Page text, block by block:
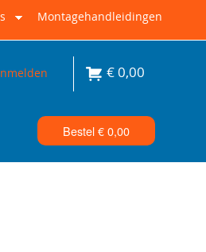
Montagehandleidingen
€0,00
Bestel €0,00